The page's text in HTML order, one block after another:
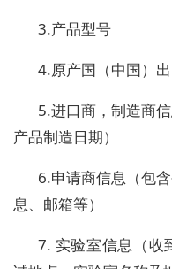
3.产品型号
4.原产国（中国）出
5.进口商，制造商
产品制造日期）
6.申请商信息（包
息、邮箱等）
7. 实验室信息（收